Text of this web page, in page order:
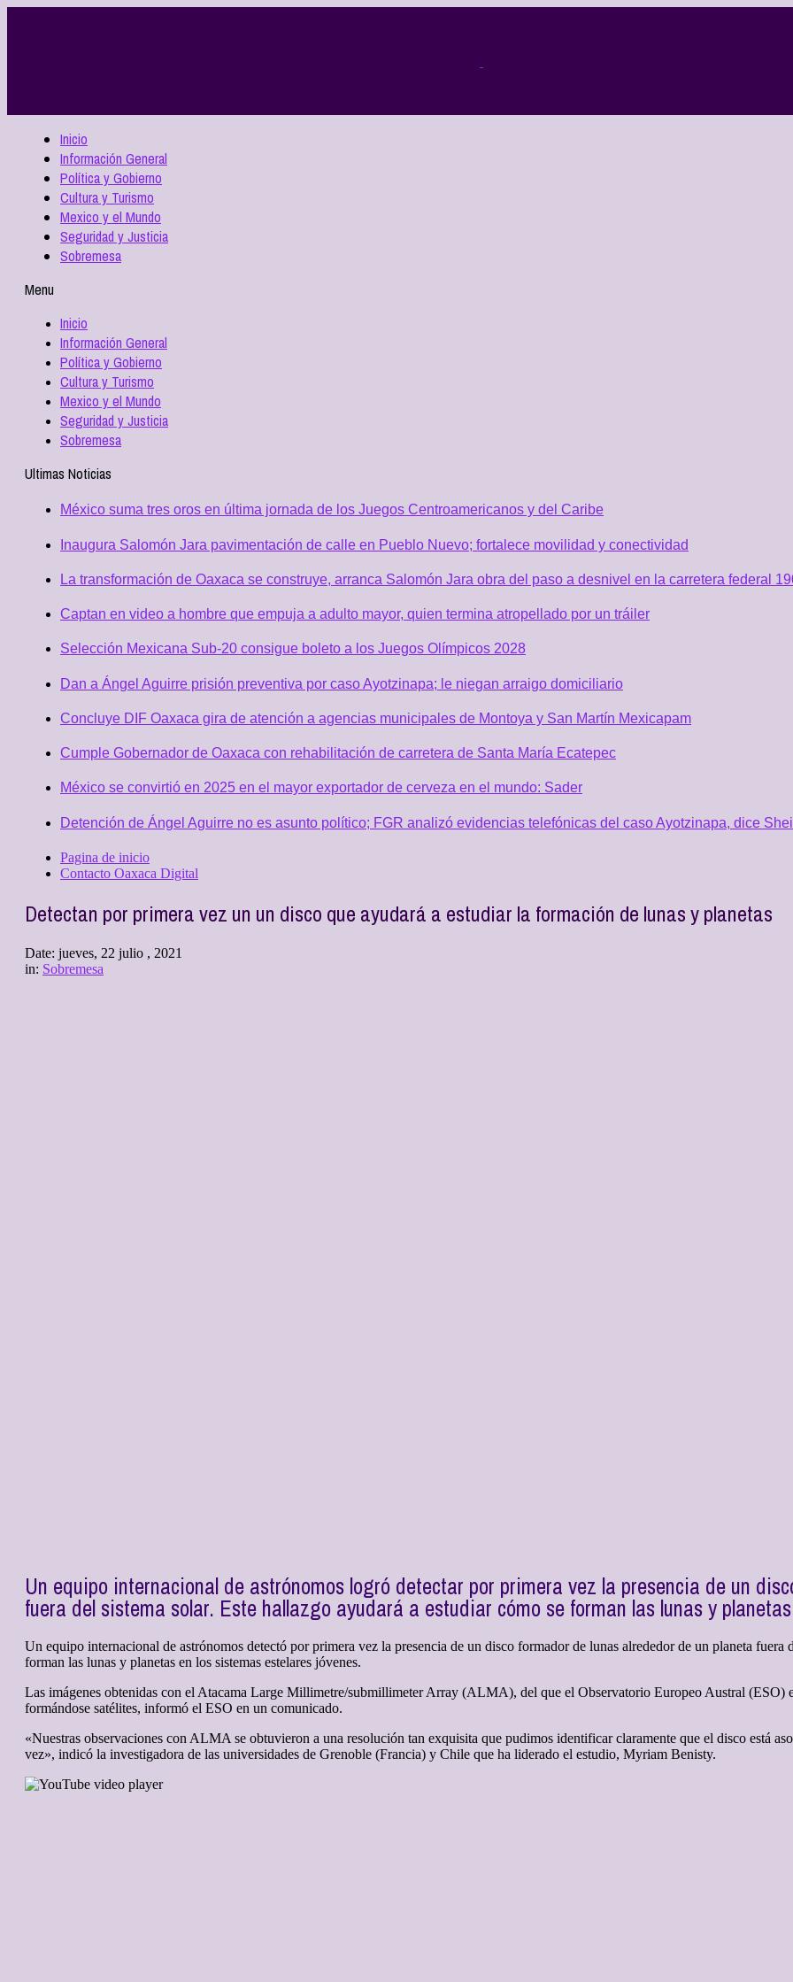
Inicio
Información General
Política y Gobierno
Cultura y Turismo
Mexico y el Mundo
Seguridad y Justicia
Sobremesa
Menu
Inicio
Información General
Política y Gobierno
Cultura y Turismo
Mexico y el Mundo
Seguridad y Justicia
Sobremesa
Ultimas Noticias
México suma tres oros en última jornada de los Juegos Centroamericanos y del Caribe
Inaugura Salomón Jara pavimentación de calle en Pueblo Nuevo; fortalece movilidad y conectividad
La transformación de Oaxaca se construye, arranca Salomón Jara obra del paso a desnivel en la carretera federal
Captan en video a hombre que empuja a adulto mayor, quien termina atropellado por un tráiler
Selección Mexicana Sub-20 consigue boleto a los Juegos Olímpicos 2028
Dan a Ángel Aguirre prisión preventiva por caso Ayotzinapa; le niegan arraigo domiciliario
Concluye DIF Oaxaca gira de atención a agencias municipales de Montoya y San Martín Mexicapam
Cumple Gobernador de Oaxaca con rehabilitación de carretera de Santa María Ecatepec
México se convirtió en 2025 en el mayor exportador de cerveza en el mundo: Sader
Detención de Ángel Aguirre no es asunto político; FGR analizó evidencias telefónicas del caso Ayotzinapa, dice
Pagina de inicio
Contacto Oaxaca Digital
Detectan por primera vez un un disco que ayudará a estudiar la formación de lunas y planetas
Date: jueves, 22 julio , 2021
in: Sobremesa
Un equipo internacional de astrónomos logró detectar por primera vez la presencia de un
fuera del sistema solar. Este hallazgo ayudará a estudiar cómo se forman las lunas y
Un equipo internacional de astrónomos detectó por primera vez la presencia de un disco formador de lunas alrededor de un planeta fuera
forman las lunas y planetas en los sistemas estelares jóvenes.
Las imágenes obtenidas con el Atacama Large Millimetre/submillimeter Array (ALMA), del que el Observatorio Europeo Austral (ESO)
formándose satélites, informó el ESO en un comunicado.
«Nuestras observaciones con ALMA se obtuvieron a una resolución tan exquisita que pudimos identificar claramente que el disco está
vez», indicó la investigadora de las universidades de Grenoble (Francia) y Chile que ha liderado el estudio, Myriam Benisty.